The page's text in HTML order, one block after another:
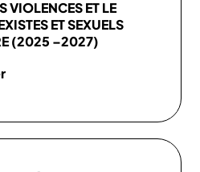
VIOLENCES ET LE
ET SEXUELS
(2025 –2027)